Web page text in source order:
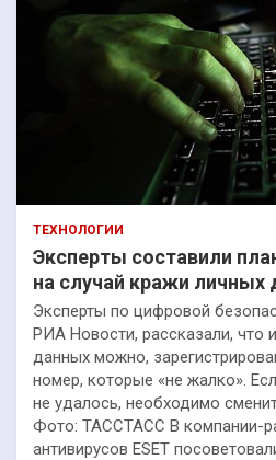
ТЕХНОЛОГИИ
Эксперты составили
на случай кражи личных
Эксперты по цифровой
РИА Новости, рассказали, что
данных можно,
номер, которые «не жалко».
не удалось, необходимо
Фото: ТАССТАСС В компании-
антивирусов ESET